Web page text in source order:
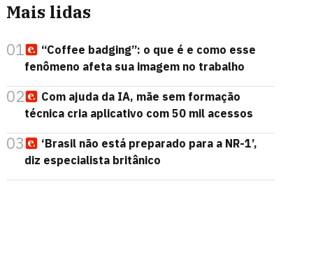
Mais lidas
01
“Coffee badging”: o que é e como esse
fenômeno afeta sua imagem no trabalho
02
Com ajuda da IA, mãe sem formação
técnica cria aplicativo com 50 mil acessos
03
‘Brasil não está preparado para a NR-1’,
diz especialista britânico